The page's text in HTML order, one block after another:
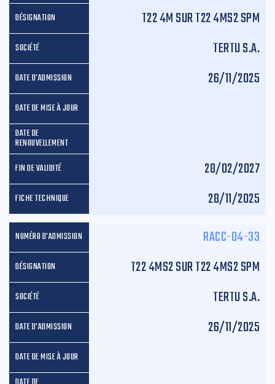
T22 4M SUR T22 4MS2 SPM
TERTU S.A.
26/11/2025
28/02/2027
28/11/2025
RACC-04-33
T22 4MS2 SUR T22 4MS2 SPM
TERTU S.A.
26/11/2025